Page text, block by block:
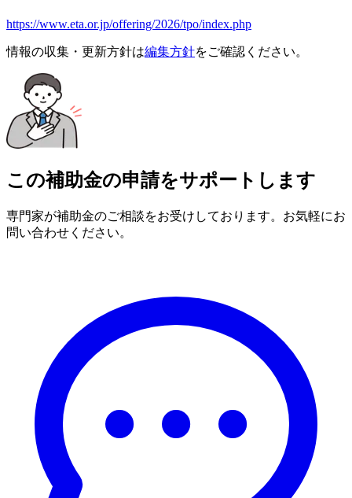
https://www.eta.or.jp/offering/2026/tpo/index.php
情報の収集・更新方針は編集方針をご確認ください。
この補助金の申請をサポートします
専門家が補助金のご相談をお受けしております。お気軽にお
問い合わせください。